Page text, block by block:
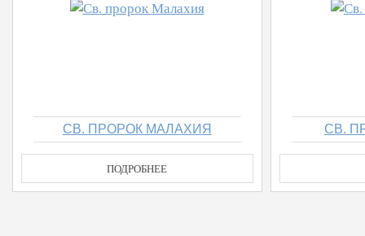
СВ. ПРОРОК МАЛАХИЯ
ПОДРОБНЕЕ
СВ.